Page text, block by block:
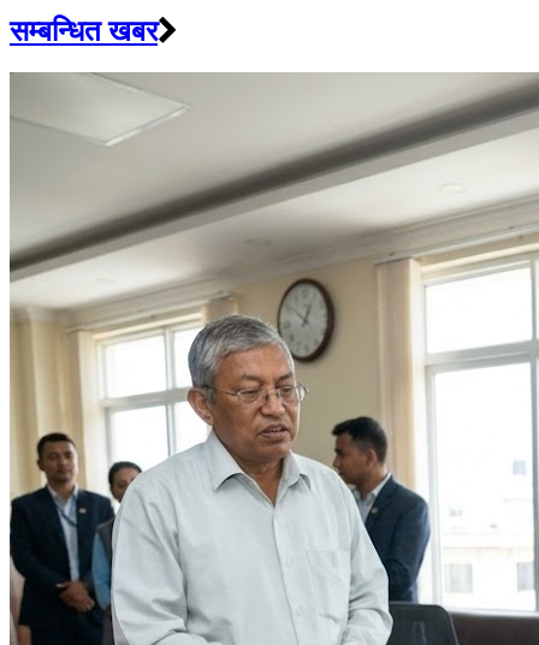
सम्बन्धित खबर